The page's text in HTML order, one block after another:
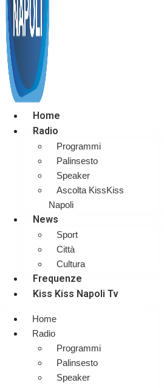
Home
Radio
Programmi
Palinsesto
Speaker
Ascolta KissKiss
Napoli
News
Sport
Città
Cultura
Frequenze
Kiss Kiss Napoli Tv
Home
Radio
Programmi
Palinsesto
Speaker